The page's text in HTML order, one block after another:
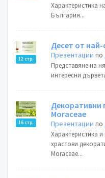
Характеристика
България...
12 стр.
Десет от
Презентации по
Представяне на
интересни
16 стр.
Декоративни
Moraceae
Презентации по
Характеристика
храстови
Moraceae...